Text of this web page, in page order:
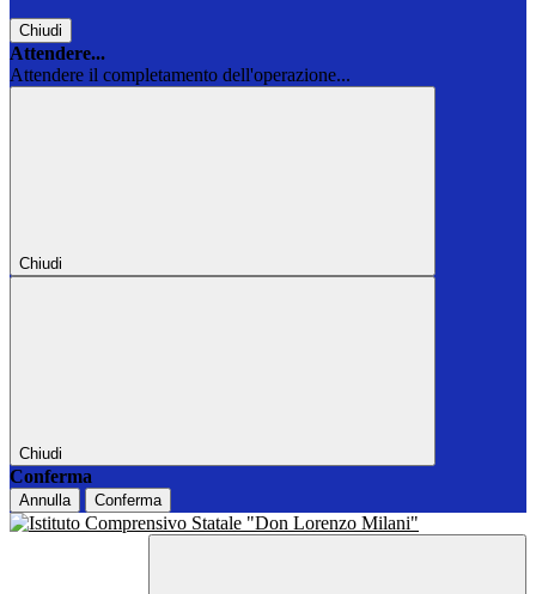
Chiudi
Attendere...
Attendere il completamento dell'operazione...
Chiudi
Chiudi
Conferma
Annulla Conferma